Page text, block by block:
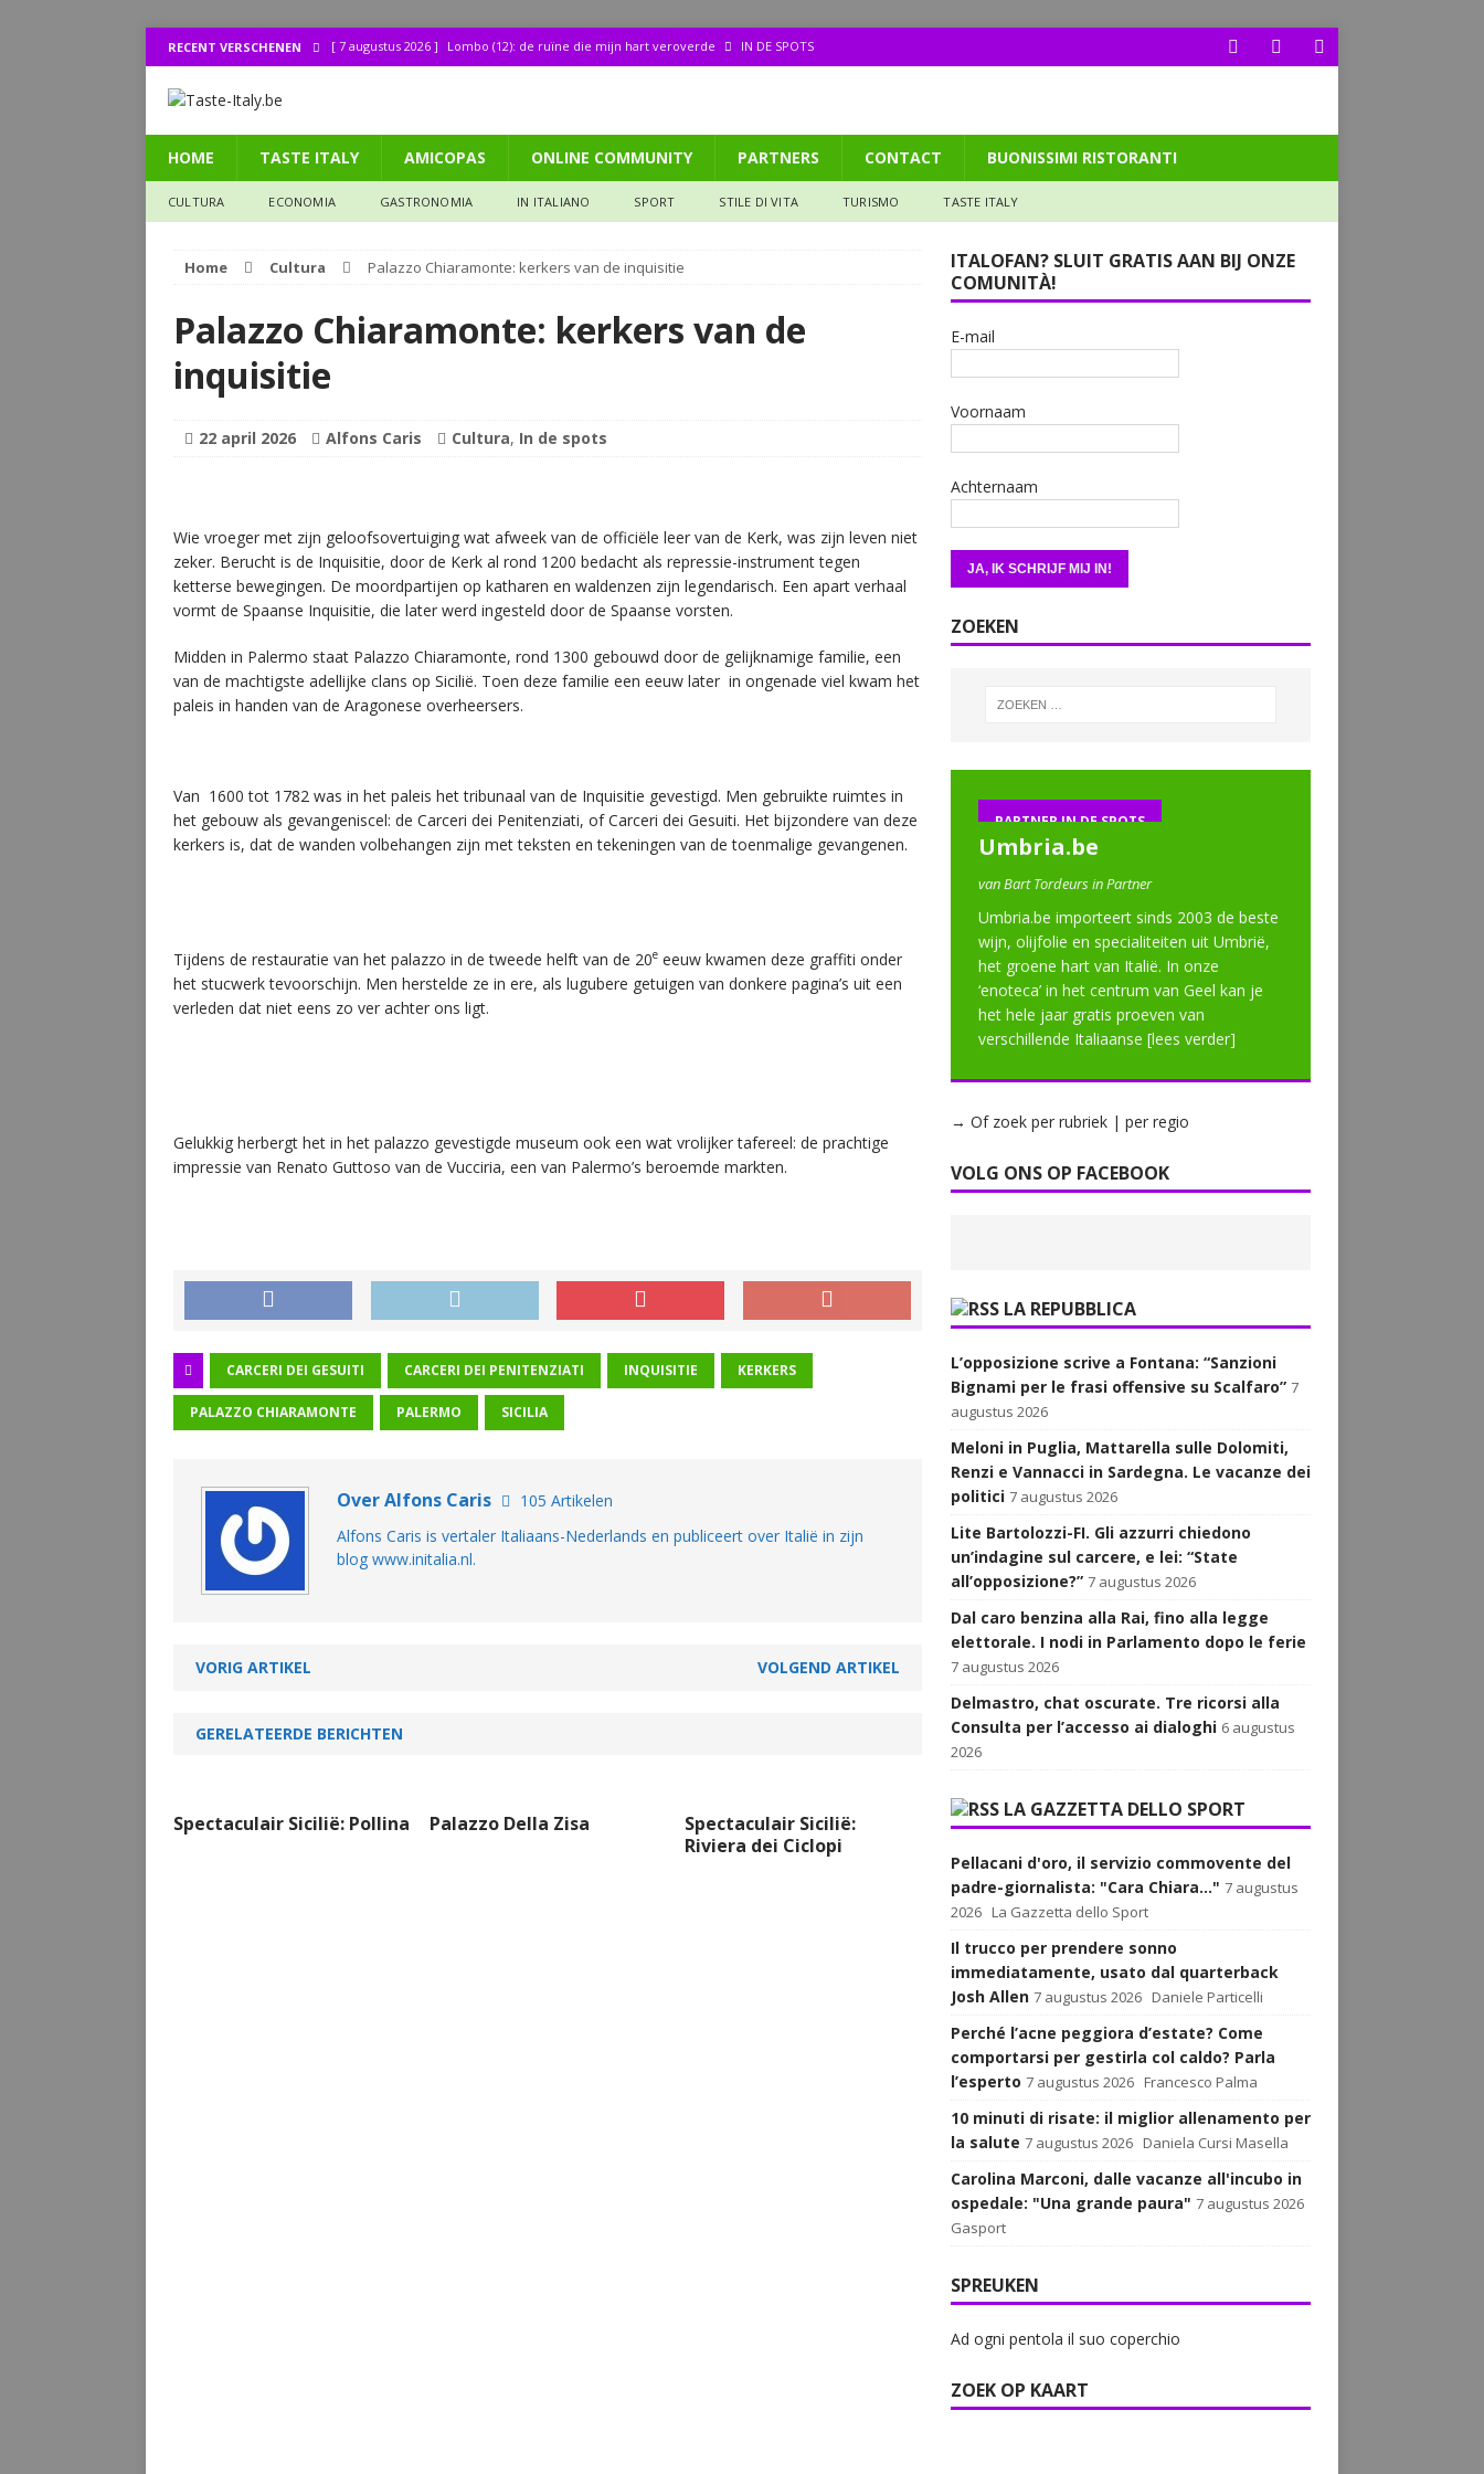
RECENT VERSCHENEN [ 7 augustus 2026 ] Lombo (12): de ruïne die mijn hart veroverde IN DE SPOTS
[ 31 juli 2026 ] La cucina italiana: Pizza met een biertje? GASTRONOMIA
[ 30 juli 2026 ] Lombo (11): de ruïne die mijn hart veroverde IN DE SPOTS
HOME TASTE ITALY AMICOPAS ONLINE COMMUNITY PARTNERS CONTACT BUONISSIMI RISTORANTI
CULTURA ECONOMIA GASTRONOMIA IN ITALIANO SPORT STILE DI VITA TURISMO TASTE ITALY
Home Cultura Palazzo Chiaramonte: kerkers van de inquisitie
Palazzo Chiaramonte: kerkers van de
inquisitie
22 april 2026 Alfons Caris Cultura, In de spots
Wie vroeger met zijn geloofsovertuiging wat afweek van de officiële leer van de Kerk, was zijn leven niet
zeker. Berucht is de Inquisitie, door de Kerk al rond 1200 bedacht als repressie-instrument tegen
ketterse bewegingen. De moordpartijen op katharen en waldenzen zijn legendarisch. Een apart verhaal
vormt de Spaanse Inquisitie, die later werd ingesteld door de Spaanse vorsten.
Midden in Palermo staat Palazzo Chiaramonte, rond 1300 gebouwd door de gelijknamige familie, een
van de machtigste adellijke clans op Sicilië. Toen deze familie een eeuw later in ongenade viel kwam het
paleis in handen van de Aragonese overheersers.
Van 1600 tot 1782 was in het paleis het tribunaal van de Inquisitie gevestigd. Men gebruikte ruimtes in
het gebouw als gevangeniscel: de Carceri dei Penitenziati, of Carceri dei Gesuiti. Het bijzondere van deze
kerkers is, dat de wanden volbehangen zijn met teksten en tekeningen van de toenmalige gevangenen.
Tijdens de restauratie van het palazzo in de tweede helft van de 20e eeuw kwamen deze graffiti onder
het stucwerk tevoorschijn. Men herstelde ze in ere, als lugubere getuigen van donkere pagina’s uit een
verleden dat niet eens zo ver achter ons ligt.
Gelukkig herbergt het in het palazzo gevestigde museum ook een wat vrolijker tafereel: de prachtige
impressie van Renato Guttoso van de Vucciria, een van Palermo’s beroemde markten.
CARCERI DEI GESUITI CARCERI DEI PENITENZIATI INQUISITIE KERKERS
PALAZZO CHIARAMONTE PALERMO SICILIA
Over Alfons Caris
105 Artikelen
Alfons Caris is vertaler Italiaans-Nederlands en publiceert over Italië in zijn
blog www.initalia.nl.
VORIG ARTIKEL VOLGEND ARTIKEL
GERELATEERDE BERICHTEN
Spectaculair Sicilië: Pollina Palazzo Della Zisa
Spectaculair Sicilië:
Riviera dei Ciclopi
ITALOFAN? SLUIT GRATIS AAN BIJ ONZE
COMUNITÀ!
E-mail
Voornaam
Achternaam
ZOEKEN
PARTNER IN DE SPOTS
Umbria.be
van Bart Tordeurs in Partner
Umbria.be importeert sinds 2003 de beste
wijn, olijfolie en specialiteiten uit Umbrië,
het groene hart van Italië. In onze
‘enoteca’ in het centrum van Geel kan je
het hele jaar gratis proeven van
verschillende Italiaanse [lees verder]
→ Of zoek per rubriek | per regio
VOLG ONS OP FACEBOOK
LA REPUBBLICA
L’opposizione scrive a Fontana: “Sanzioni
Bignami per le frasi offensive su Scalfaro” 7
augustus 2026
Meloni in Puglia, Mattarella sulle Dolomiti,
Renzi e Vannacci in Sardegna. Le vacanze dei
politici 7 augustus 2026
Lite Bartolozzi-FI. Gli azzurri chiedono
un’indagine sul carcere, e lei: “State
all’opposizione?” 7 augustus 2026
Dal caro benzina alla Rai, fino alla legge
elettorale. I nodi in Parlamento dopo le ferie
7 augustus 2026
Delmastro, chat oscurate. Tre ricorsi alla
Consulta per l’accesso ai dialoghi 6 augustus
2026
LA GAZZETTA DELLO SPORT
Pellacani d'oro, il servizio commovente del
padre-giornalista: "Cara Chiara..." 7 augustus
2026 La Gazzetta dello Sport
Il trucco per prendere sonno
immediatamente, usato dal quarterback
Josh Allen 7 augustus 2026 Daniele Particelli
Perché l’acne peggiora d’estate? Come
comportarsi per gestirla col caldo? Parla
l’esperto 7 augustus 2026 Francesco Palma
10 minuti di risate: il miglior allenamento per
la salute 7 augustus 2026 Daniela Cursi Masella
Carolina Marconi, dalle vacanze all'incubo in
ospedale: "Una grande paura" 7 augustus 2026
Gasport
SPREUKEN
Ad ogni pentola il suo coperchio
ZOEK OP KAART